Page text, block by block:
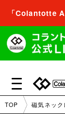
「Colantotte
商品をお
TOP 磁気ネック